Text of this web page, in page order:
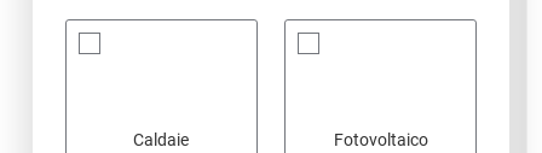
Caldaie Fotovoltaico